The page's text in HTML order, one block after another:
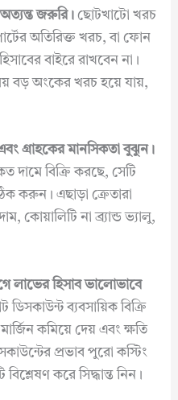
জরুরি।ছোটখাটো খরচ
অতিরিক্ত খরচ, বা ফোন
বাইরে রাখবেন না।
অংকের খরচ হয়ে যায়,
গ্রাহকের মানসিকতা বুঝুন।
দামে বিক্রি করছে, সেটি
করুন। এছাড়া ক্রেতারা
কোয়ালিটি না ব্র্যান্ড ভ্যালু,
লাভের হিসাব ভালোভাবে
ব্যবসায়িক বিক্রি
কমিয়ে দেয় এবং ক্ষতি
প্রভাব পুরো কস্টিং
করে সিদ্ধান্ত নিন।